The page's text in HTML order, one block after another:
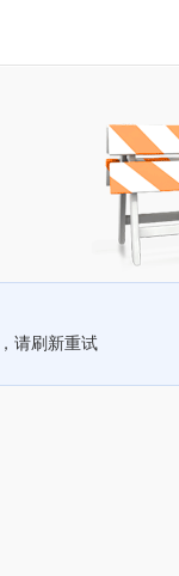
请刷新重试